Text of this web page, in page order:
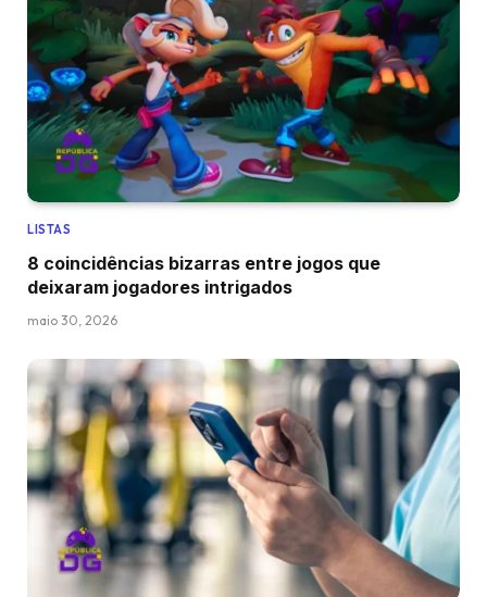
LISTAS
8 coincidências bizarras entre jogos que
deixaram jogadores intrigados
maio 30, 2026